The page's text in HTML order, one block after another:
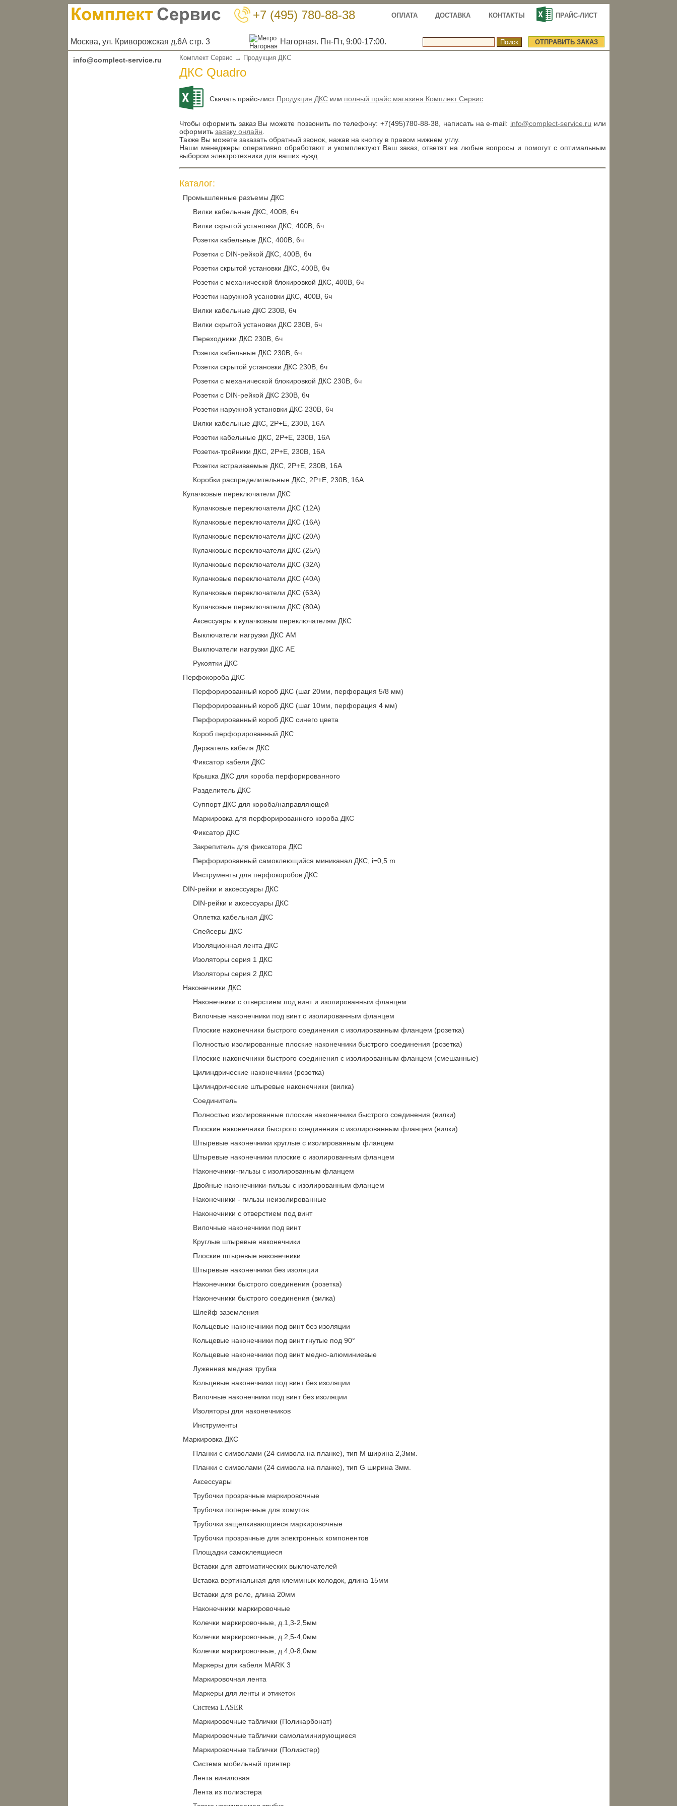
+7 (495) 780-88-38 ОПЛАТА ДОСТАВКА КОНТАКТЫ ПРАЙС-ЛИСТ
Москва, ул. Криворожская д.6А стр. 3 Нагорная. Пн-Пт, 9:00-17:00. ОТПРАВИТЬ ЗАКАЗ
info@complect-service.ru Комплект Сервис → Продукция ДКС
ДКС Quadro
Скачать прайс-лист Продукция ДКС или полный прайс магазина Комплект Сервис
Чтобы оформить заказ Вы можете позвонить по телефону:+7(495)780-88-38 , написать на e-mail: info@complect-service.ru или
оформитьзаявку онлайн
Также Вы можете заказать обратный звонок, нажав на кнопку в правом нижнем углу.
Наши менеджеры оперативно обработают и укомплектуют Ваш заказ, ответят на любые вопросы и помогут с оптимальным
выбором электротехники для ваших нужд.
Каталог:
Промышленные разъемы ДКС
Вилки кабельные ДКС, 400В, 6ч
Вилки скрытой установки ДКС, 400В, 6ч
Розетки кабельные ДКС, 400В, 6ч
Розетки с DIN-рейкой ДКС, 400В, 6ч
Розетки скрытой установки ДКС, 400В, 6ч
Розетки c механической блокировкой ДКС, 400В, 6ч
Розетки наружной усановки ДКС, 400В, 6ч
Вилки кабельные ДКС 230В, 6ч
Вилки скрытой установки ДКС 230В, 6ч
Переходники ДКС 230В, 6ч
Розетки кабельные ДКС 230В, 6ч
Розетки скрытой установки ДКС 230В, 6ч
Розетки c механической блокировкой ДКС 230В, 6ч
Розетки с DIN-рейкой ДКС 230В, 6ч
Розетки наружной установки ДКС 230В, 6ч
Вилки кабельные ДКС, 2P+E, 230В, 16А
Розетки кабельные ДКС, 2P+E, 230В, 16А
Розетки-тройники ДКС, 2P+E, 230В, 16А
Розетки встраиваемые ДКС, 2P+E, 230В, 16А
Коробки распределительные ДКС, 2P+E, 230В, 16А
Кулачковые переключатели ДКС
Кулачковые переключатели ДКС (12A)
Кулачковые переключатели ДКС (16A)
Кулачковые переключатели ДКС (20A)
Кулачковые переключатели ДКС (25A)
Кулачковые переключатели ДКС (32A)
Кулачковые переключатели ДКС (40A)
Кулачковые переключатели ДКС (63А)
Кулачковые переключатели ДКС (80А)
Aксессуары к кулачковым переключателям ДКС
Выключатели нагрузки ДКС AМ
Выключатели нагрузки ДКС AЕ
Рукоятки ДКС
Перфокороба ДКС
Перфорированный короб ДКС (шаг 20мм, перфорация 5/8 мм)
Перфорированный короб ДКС (шаг 10мм, перфорация 4 мм)
Перфорированный короб ДКС синего цвета
Короб перфорированный ДКС
Держатель кабеля ДКС
Фиксатор кабеля ДКС
Крышка ДКС для короба перфорированного
Разделитель ДКС
Суппорт ДКС для короба/направляющей
Маркировка для перфорированного короба ДКС
Фиксатор ДКС
Закрепитель для фиксатора ДКС
Перфорированный самоклеющийся миниканал ДКС, i=0,5 m
Инструменты для перфокоробов ДКС
DIN-рейки и аксессуары ДКС
DIN-рейки и аксессуары ДКС
Оплетка кабельная ДКС
Спейсеры ДКС
Изоляционная лента ДКС
Изоляторы серия 1 ДКС
Изоляторы серия 2 ДКС
Наконечники ДКС
Наконечники с отверстием под винт и изолированным фланцем
Вилочные наконечники под винт с изолированным фланцем
Плоские наконечники быстрого соединения с изолированным фланцем (розетка)
Полностью изолированные плоские наконечники быстрого соединения (розетка)
Плоские наконечники быстрого соединения с изолированным фланцем (смешанные)
Цилиндрические наконечники (розетка)
Цилиндрические штыревые наконечники (вилка)
Соединитель
Полностью изолированные плоские наконечники быстрого соединения (вилки)
Плоские наконечники быстрого соединения с изолированным фланцем (вилки)
Штыревые наконечники круглые с изолированным фланцем
Штыревые наконечники плоские с изолированным фланцем
Наконечники-гильзы с изолированным фланцем
Двойные наконечники-гильзы с изолированным фланцем
Наконечники - гильзы неизолированные
Наконечники с отверстием под винт
Вилочные наконечники под винт
Круглые штыревые наконечники
Плоские штыревые наконечники
Штыревые наконечники без изоляции
Наконечники быстрого соединения (розетка)
Наконечники быстрого соединения (вилка)
Шлейф заземления
Кольцевые наконечники под винт без изоляции
Кольцевые наконечники под винт гнутые под 90°
Кольцевые наконечники под винт медно-алюминиевые
Луженная медная трубка
Кольцевые наконечники под винт без изоляции
Вилочные наконечники под винт без изоляции
Изоляторы для наконечников
Инструменты
Маркировка ДКС
Планки с символами (24 символа на планке), тип M ширина 2,3мм.
Планки с символами (24 символа на планке), тип G ширина 3мм.
Аксессуары
Трубочки прозрачные маркировочные
Трубочки поперечные для хомутов
Трубочки защелкивающиеся маркировочные
Трубочки прозрачные для электронных компонентов
Площадки самоклеящиеся
Вставки для автоматических выключателей
Вставка вертикальная для клеммных колодок, длина 15мм
Вставки для реле, длина 20мм
Наконечники маркировочные
Колечки маркировочные, д.1,3-2,5мм
Колечки маркировочные, д.2,5-4,0мм
Колечки маркировочные, д.4,0-8,0мм
Маркеры для кабеля MARK 3
Маркировочная лента
Маркеры для ленты и этикеток
Система LASER
Маркировочные таблички (Поликарбонат)
Маркировочные таблички самоламинирующиеся
Маркировочные таблички (Полиэстер)
Система мобильный принтер
Лента виниловая
Лента из полиэстера